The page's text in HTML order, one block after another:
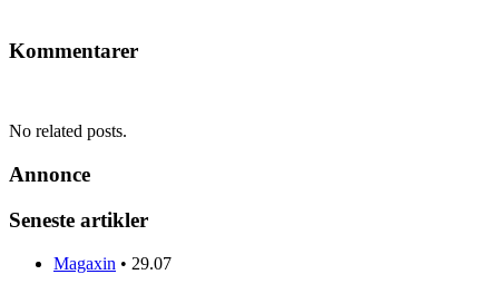
Kommentarer
No related posts.
Annonce
Seneste artikler
Magaxin • 29.07